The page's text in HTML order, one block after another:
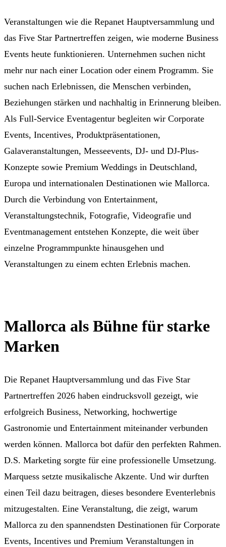
Veranstaltungen wie die Repanet Hauptversammlung und
das Five Star Partnertreffen zeigen, wie moderne Business
Events heute funktionieren. Unternehmen suchen nicht
mehr nur nach einer Location oder einem Programm. Sie
suchen nach Erlebnissen, die Menschen verbinden,
Beziehungen stärken und nachhaltig in Erinnerung bleiben.
Als Full-Service Eventagentur begleiten wir Corporate
Events, Incentives, Produktpräsentationen,
Galaveranstaltungen, Messeevents, DJ- und DJ-Plus-
Konzepte sowie Premium Weddings in Deutschland,
Europa und internationalen Destinationen wie Mallorca.
Durch die Verbindung von Entertainment,
Veranstaltungstechnik, Fotografie, Videografie und
Eventmanagement entstehen Konzepte, die weit über
einzelne Programmpunkte hinausgehen und
Veranstaltungen zu einem echten Erlebnis machen.
Mallorca als Bühne für starke
Marken
Die Repanet Hauptversammlung und das Five Star
Partnertreffen 2026 haben eindrucksvoll gezeigt, wie
erfolgreich Business, Networking, hochwertige
Gastronomie und Entertainment miteinander verbunden
werden können. Mallorca bot dafür den perfekten Rahmen.
D.S. Marketing sorgte für eine professionelle Umsetzung.
Marquess setzte musikalische Akzente. Und wir durften
einen Teil dazu beitragen, dieses besondere Eventerlebnis
mitzugestalten. Eine Veranstaltung, die zeigt, warum
Mallorca zu den spannendsten Destinationen für Corporate
Events, Incentives und Premium Veranstaltungen in